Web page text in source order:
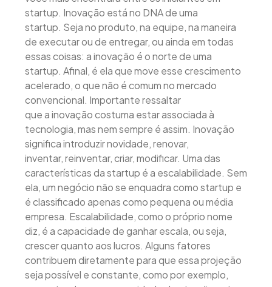
startup. Inovação está no DNA de uma
startup. Seja no produto, na equipe, na maneira
de executar ou de entregar, ou ainda em todas
essas coisas: a inovação é o norte de uma
startup. Afinal, é ela que move esse crescimento
acelerado, o que não é comum no mercado
convencional. Importante ressaltar
que a inovação costuma estar associada à
tecnologia, mas nem sempre é assim. Inovação
significa introduzir novidade, renovar,
inventar, reinventar, criar, modificar. Uma das
características da startup é a escalabilidade. Sem
ela, um negócio não se enquadra como startup e
é classificado apenas como pequena ou média
empresa. Escalabilidade, como o próprio nome
diz, é a capacidade de ganhar escala, ou seja,
crescer quanto aos lucros. Alguns fatores
contribuem diretamente para que essa projeção
seja possível e constante, como por exemplo,